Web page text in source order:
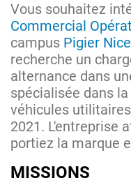
Vous souhaitez
Commercial
campus Pigier Nice
recherche un
alternance dans
spécialisée dans
véhicules
2021. L'entreprise
portiez la marque
MISSIONS